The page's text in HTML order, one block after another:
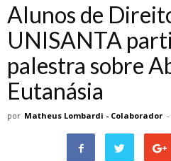
Alunos de
UNISANTA
palestra sobre
Eutanásia
por Matheus Lombardi - Colaborador -